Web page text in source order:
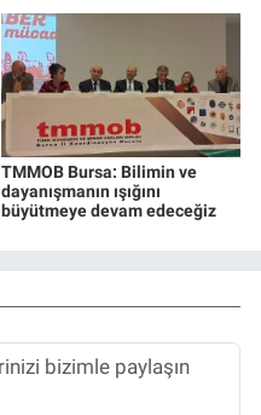
TMMOB Bursa: Bilimin ve
dayanışmanın ışığını
büyütmeye devam edeceğiz